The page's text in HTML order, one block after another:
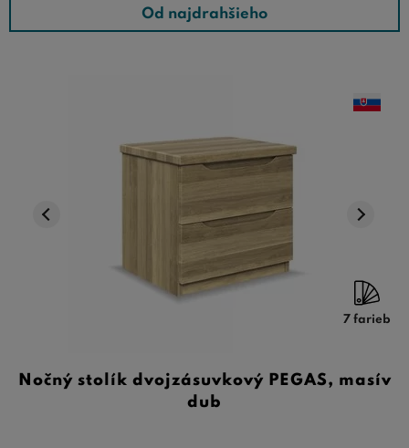
nábytok rady RVD, môžete si byť istípoctivým
slovenským dielenským spracovaním, vysokou kvalitou
Od najdrahšieho
7 farieb
Nočný stolík dvojzásuvkový PEGAS, masív
dub